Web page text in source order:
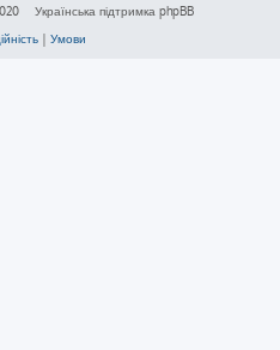
Українська підтримка phpBB
| Умови